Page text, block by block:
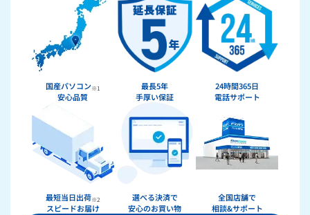
ドスパラ
国産パソコン※1
安心品質
最長5年
手厚い保証
24時間365日
電話サポート
最短当日出荷※2
スピードお届け
選べる決済で
安心のお買い物
全国店舗で
相談&サポート